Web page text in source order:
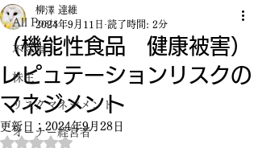
All Posts
不祥事
株主
リスクマネジメント
オーナー経営者
（機能性食品 健康被害）
レピュテーションリスクの
マネジメント
柳澤 達維
2024年9月11日 読了時間: 2分
更新日： 2024年9月28日
5つ星のうちNaNと評価されています。